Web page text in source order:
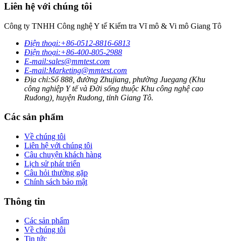
Liên hệ với chúng tôi
Công ty TNHH Công nghệ Y tế Kiểm tra Vĩ mô & Vi mô Giang Tô
Điện thoại:+86-0512-8816-6813
Điện thoại:+86-400-805-2988
E-mail:sales@mmtest.com
E-mail:Marketing@mmtest.com
Địa chỉ:Số 888, đường Zhujiang, phường Juegang (Khu
công nghiệp Y tế và Đời sống thuộc Khu công nghệ cao
Rudong), huyện Rudong, tỉnh Giang Tô.
Các sản phẩm
Về chúng tôi
Liên hệ với chúng tôi
Câu chuyện khách hàng
Lịch sử phát triển
Câu hỏi thường gặp
Chính sách bảo mật
Thông tin
Các sản phẩm
Về chúng tôi
Tin tức